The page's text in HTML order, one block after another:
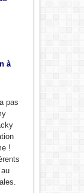
à
pas
!